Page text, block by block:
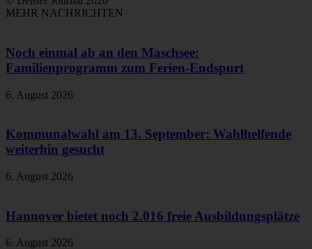
MEHR NACHRICHTEN
Noch einmal ab an den Maschsee:
Familienprogramm zum Ferien-Endspurt
6. August 2026
Kommunalwahl am 13. September: Wahlhelfende
weiterhin gesucht
6. August 2026
Hannover bietet noch 2.016 freie Ausbildungsplätze
6. August 2026